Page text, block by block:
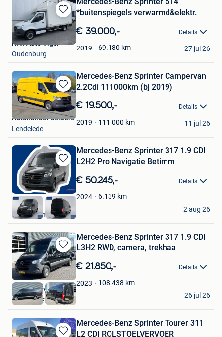
Bewaren
in
Mijn
Favorieten
*buitenspiegels verwarmd&elektr.
€ 39.000,- Details
2019 69.180 km
N.V. Auto Viger
Oudenburg
27 jul 26
Bewaren
in
Mijn
Favorieten
Mercedes-Benz Sprinter Campervan
2.2Cdi 111000km (bj 2019)
€ 19.500,- Details
2019 111.000 km
Autohandel Delaere
Lendelede
11 jul 26
Bewaren
in
Mijn
Favorieten
Mercedes-Benz Sprinter 317 1.9 CDI
L2H2 Pro Navigatie Betimm
€ 50.245,- Details
2024 6.139 km
busvan
Raamsdonksveer
2 aug 26
Bewaren
in
Mijn
Favorieten
Mercedes-Benz Sprinter 317 1.9 CDI
L3H2 RWD, camera, trekhaa
€ 21.850,- Details
2023 108.438 km
Mettler B.V.
SCHIJNDEL
26 jul 26
Mercedes-Benz Sprinter Tourer 311
L2 CDI ROLSTOELVERVOER